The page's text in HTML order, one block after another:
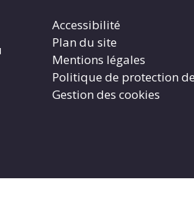
Accessibilité
Plan du site
Mentions légales
Politique de protection
Gestion des cookies